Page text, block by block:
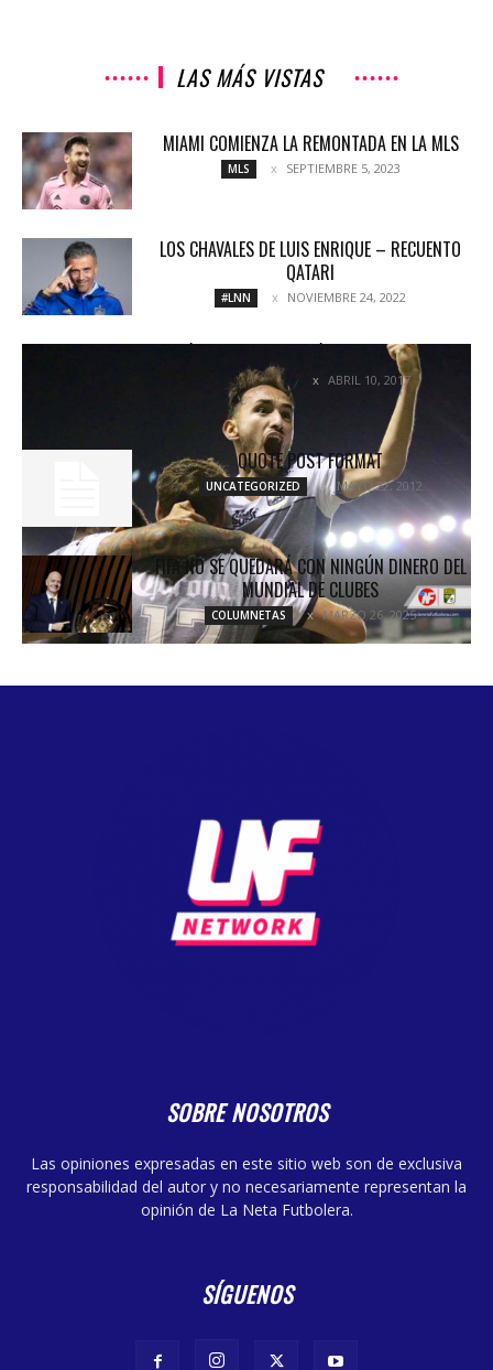
LAS MÁS VISTAS
MIAMI COMIENZA LA REMONTADA EN LA MLS
MLS SEPTIEMBRE 5, 2023
LOS CHAVALES DE LUIS ENRIQUE – RECUENTO
QATARI
#LNN NOVIEMBRE 24, 2022
LEÓN ABANDONA EL SÓTANO DE LA TABLA.
COLUMNETAS ABRIL 10, 2017
QUOTE POST FORMAT
UNCATEGORIZED MAYO 22, 2012
FIFA NO SE QUEDARÁ CON NINGÚN DINERO DEL
MUNDIAL DE CLUBES
COLUMNETAS MARZO 26, 2025
SOBRE NOSOTROS
Las opiniones expresadas en este sitio web son de exclusiva
responsabilidad del autor y no necesariamente representan la
opinión de La Neta Futbolera.
SÍGUENOS